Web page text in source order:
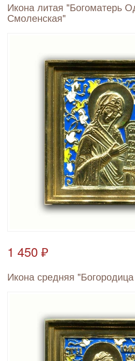
Икона литая "Богоматерь
Смоленская"
1 450 ₽
Икона средняя